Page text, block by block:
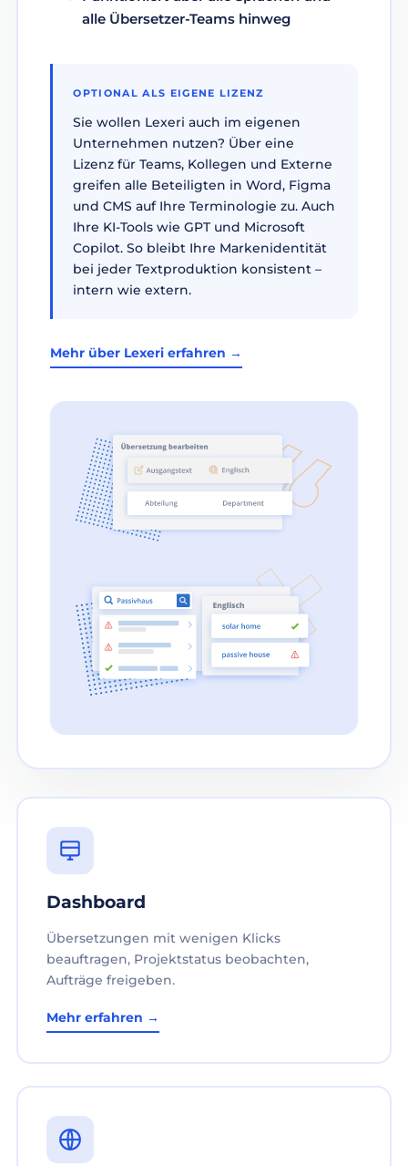
alle Übersetzer-Teams hinweg
OPTIONAL ALS EIGENE LIZENZ
Sie wollen Lexeri auch im eigenen
Unternehmen nutzen? Über eine
Lizenz für Teams, Kollegen und Externe
greifen alle Beteiligten in Word, Figma
und CMS auf Ihre Terminologie zu. Auch
Ihre KI-Tools wie GPT und Microsoft
Copilot. So bleibt Ihre Markenidentität
bei jeder Textproduktion konsistent –
intern wie extern.
Mehr über Lexeri erfahren →
Dashboard
Übersetzungen mit wenigen Klicks
beauftragen, Projektstatus beobachten,
Aufträge freigeben.
Mehr erfahren →